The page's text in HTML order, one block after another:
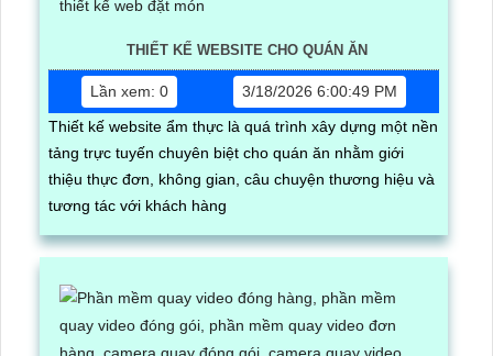
THIẾT KẾ WEBSITE CHO QUÁN ĂN
Lần xem: 0
3/18/2026 6:00:49 PM
Thiết kế website ẩm thực là quá trình xây dựng một nền
tảng trực tuyến chuyên biệt cho quán ăn nhằm giới
thiệu thực đơn, không gian, câu chuyện thương hiệu và
tương tác với khách hàng